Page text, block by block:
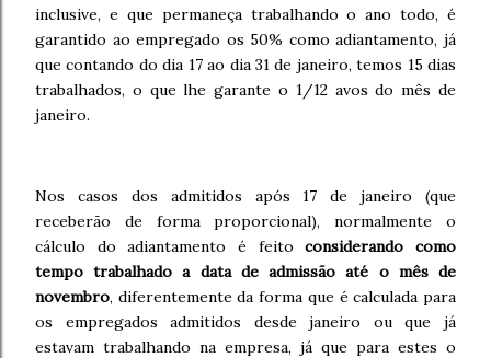
inclusive, e que permaneça trabalhando o ano todo, é
garantido ao empregado os 50% como adiantamento, já
que contando do dia 17 ao dia 31 de janeiro, temos 15 dias
trabalhados, o que lhe garante o 1/12 avos do mês de
janeiro.
Nos casos dos admitidos após 17 de janeiro (que
receberão de forma proporcional), normalmente o
cálculo do adiantamento é feitoconsiderando como
tempo trabalhado a data de admissão até o mês de
novembro, diferentemente da forma que é calculada para
os empregados admitidos desde janeiro ou que já
estavam trabalhando na empresa, já que para estes o